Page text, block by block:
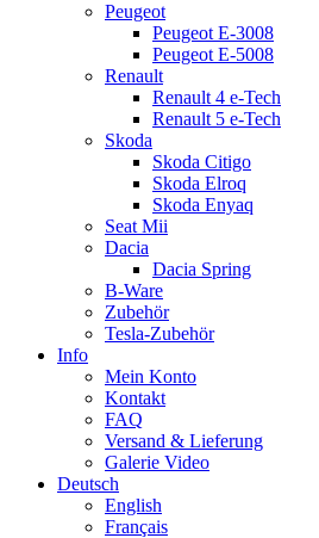
Peugeot
Peugeot E-3008
Peugeot E-5008
Renault
Renault 4 e-Tech
Renault 5 e-Tech
Skoda
Skoda Citigo
Skoda Elroq
Skoda Enyaq
Seat Mii
Dacia
Dacia Spring
B-Ware
Zubehör
Tesla-Zubehör
Info
Mein Konto
Kontakt
FAQ
Versand & Lieferung
Galerie Video
Deutsch
English
Français